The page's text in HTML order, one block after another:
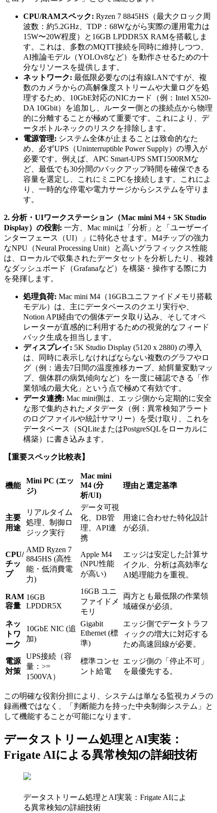
CPU/RAMスペック: Ryzen 7 8845HS（最大クロック周
波数：約5.2GHz、TDP：68Wながら実際の運用電力は
15W〜20W程度）と16GB LPDDR5X RAMを搭載しま
す。これは、多数のMQTT接続を同時に維持しつつ、
AI推論モデル（YOLOv8など）を動作させるための十
分なリソースを提供します。
ネットワーク: 最低限必要なのは有線LANですが、複
数のカメラからの高解像度ストリームや大量ログを処
理するため、10GbE対応のNICカード（例：Intel X520-
DA 10Gbit）を追加し、ルーター側との接続点から物理
的に分離することが極めて重要です。これにより、デ
ータボトルネックのリスクを排除します。
電源管理: システム全体が止まることは致命的なた
め、必ずUPS（Uninterruptible Power Supply）の導入が
必要です。例えば、APC Smart-UPS SMT1500RMな
ど、最低でも30分間のバックアップ時間を確保できる
容量を選定し、これにミニPCを接続します。これによ
り、一時的な停電や電力サージからシステムを守りま
す。
2. 分析・UIワークステーション（Mac mini M4 + 5K Studio
Display）の役割: 一方、Mac miniは「分析」と「ユーザーイ
ンターフェース（UI）」に特化させます。M4チップの強力
なNPU（Neural Processing Unit）と高いグラフィックス性能
は、ローカルで収集されたデータセットを分析したり、複雑
なダッシュボード（Grafanaなど）を構築・操作する際に力
を発揮します。
処理負荷: Mac mini M4（16GBユニファイドメモリ搭載
モデル）は、主にデータベースのクエリ実行や、
Notion API経由での個体データ取り込み、そしてオペ
レーターが直感的に利用するための視覚的なフィード
バック生成を担当します。
ディスプレイ: 5K Studio Display (5120 x 2880) の導入
は、同時に表示しなければならない複数のグラフやロ
グ（例：過去7日間の温度推移カーブ、給餌量変動マッ
プ、個体群の病気傾向など）を一度に確認できる「作
業領域の最大化」という点で極めて有効です。
データ連携: Mac mini側は、エッジ側から定期的に安全
な形で集約されたメタデータ（例：異常検知アラート
のログファイルや統計サマリー）を受け取り、これを
データベース（SQLiteまたはPostgreSQLをローカルに
構築）に書き込みます。
【重要スペック比較表】
機能
Mini PC (エッ
ジ)
Mac mini
M4 (分
析/UI)
理由と選定基準
主要
用途
リアルタイム
処理、制御ロ
ジック実行
データ可視
化、DB管
理、API連
携
用途に合わせた特化設計
が必須。
CPU/
チッ
プ
AMD Ryzen 7
8845HS (高性
能・低消費電
力)
Apple M4
(NPU性能
が高い)
エッジは安定した計算サ
イクル、分析は高効率な
AI処理能力を重視。
RAM
容量
16GB
LPDDR5X
16GB ユニ
ファイドメ
モリ
両方とも最低限の作業領
域確保が必須。
ネッ
トワ
ーク
10GbE NIC (追
加)
Gigabit
Ethernet (標
準)
エッジ側でデータトラフ
ィックの増大に対応する
ため高速回線が必要。
電源
対策
UPS接続（容
量：>=
1500VA）
標準コンセ
ント給電
エッジ側の「停止不可」
を最優先する。
この明確な役割分担により、システムは単なる監視カメラの
録画機ではなく、「判断能力を持った中央制御システム」と
して機能することが可能になります。
データストリーム処理とAI実装：
Frigate AIによる異常検知の詳細技術
データストリーム処理とAI実装：Frigate AIによ
る異常検知の詳細技術